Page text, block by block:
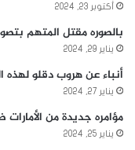
أكتوبر 23, 2024
بالصوره مقتل المتهم
يناير 29, 2024
أنباء عن هروب دقلو لهذه
يناير 27, 2024
مؤامره جديدة من
يناير 25, 2024